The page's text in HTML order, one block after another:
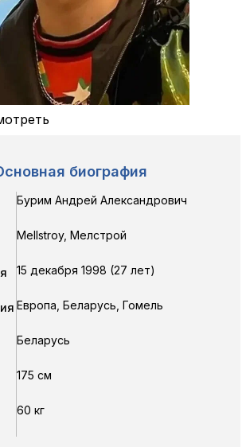
биография
Бурим Андрей Александрович
Mellstroy, Мелстрой
15 декабря 1998 (27 лет)
Европа, Беларусь, Гомель
Беларусь
175 см
60 кг